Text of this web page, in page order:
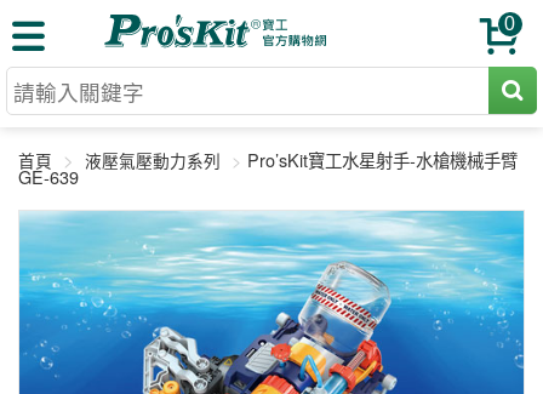
0
壓著鉗
網路壓著鉗
扳手工具
起子工具
手鉗工具
工具組
電焊烙鐵
周邊配件
烙鐵頭
光纖系列
三用電錶
通訊儀器
A+B 組合
初階款8+
首頁 液壓氣壓動力系列 Pro’sKit寶工水星射手-水槍機械手臂
GE-639